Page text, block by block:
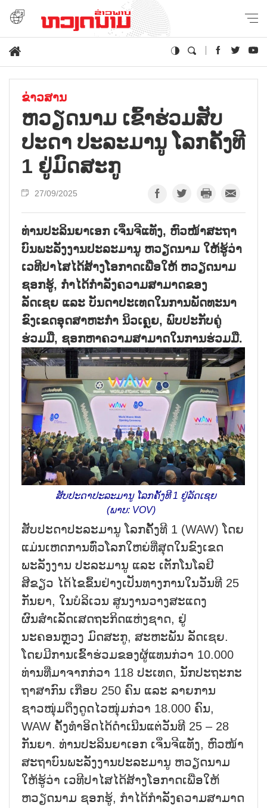
ຂ່າວສານ
ຫວຽດ​ນາມ ເຂົ້າ​ຮ່ວມ​ສັບ​
ປະ​ດາ ປະ​ລະ​ມາ​ນູ ໂລກ​ຄັ້ງ​ທີ
1 ຢູ່​ມົດ​ສະ​ກູ
27/09/2025
ທ່ານປະລິນຍາເອກ ເຈິ່ນຈີແທັງ, ຫົວໜ້າສະຖາ
ບົນພະລັງງານປະລະມານູ ຫວຽດນາມ ໃຫ້ຮູ້ວ່າ
ເວທີປາໄສໄດ້ສ້າງໂອກາດເພື່ອໃຫ້ ຫວຽດນາມ
ຊອກຮູ້, ກຳໄດ້ກຳລັງຄວາມສາມາດຂອງ
ລັດເຊຍ ແລະ ບັນດາປະເທດໃນການພັດທະນາ
ຂົງເຂດອຸດສາຫະກຳ ນິວເຄຼຍ, ພົບປະກັບຄູ່
ຮ່ວມມື, ຊອກຫາຄວາມສາມາດໃນການຮ່ວມມື.
ສັບປະດາປະລະມານູ ໂລກຄັ້ງທີ 1 ຢູ່ລັດເຊຍ
(ພາບ: VOV)
ສັບປະດາປະລະມານູ ໂລກຄັ້ງທີ 1 (WAW) ໂດຍ
ແມ່ນເຫດການທົ່ວໂລກໃຫຍ່ທີ່ສຸດໃນຂົງເຂດ
ພະລັງງານ ປະລະມານູ ແລະ ເຕັກໂນໂລຢີ
ສີຂຽວ ໄດ້ໄຂຂຶ້ນຢ່າງເປັນທາງການໃນວັນທີ 25
ກັນຍາ, ໃນບໍລິເວນ ສູນງານວາງສະແດງ
ຜົນສຳເລັດເສດຖະກິດແຫ່ງຊາດ, ຢູ່
ນະຄອນຫຼວງ ມົດສະກູ, ສະຫະພັນ ລັດເຊຍ.
ໂດຍມີການເຂົ້າຮ່ວມຂອງຜູ້ແທນກ່ວາ 10.000
ທ່ານທີ່ມາຈາກກ່ວາ 118 ປະເທດ, ນັກປະຖະກະ
ຖາສາກົນ ເກືອບ 250 ຄົນ ແລະ ລາຍການ
ຊາວໜຸ່ມດຶງດູດໄວໜຸ່ມກ່ວາ 18.000 ຄົນ,
WAW ຄັ້ງທຳອິດໄດ້ດຳເນີນແຕ່ວັນທີ 25 – 28
ກັນຍາ. ທ່ານປະລິນຍາເອກ ເຈິ່ນຈີແທັງ, ຫົວໜ້າ
ສະຖາບົນພະລັງງານປະລະມານູ ຫວຽດນາມ
ໃຫ້ຮູ້ວ່າ ເວທີປາໄສໄດ້ສ້າງໂອກາດເພື່ອໃຫ້
ຫວຽດນາມ ຊອກຮູ້, ກຳໄດ້ກຳລັງຄວາມສາມາດ